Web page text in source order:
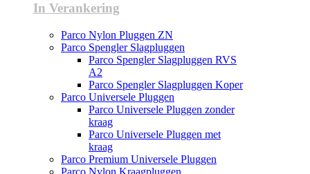
In Verankering
Parco Nylon Pluggen ZN
Parco Spengler Slagpluggen
Parco Spengler Slagpluggen RVS
A2
Parco Spengler Slagpluggen Koper
Parco Universele Pluggen
Parco Universele Pluggen zonder
kraag
Parco Universele Pluggen met
kraag
Parco Premium Universele Pluggen
Parco Nylon Kraagpluggen